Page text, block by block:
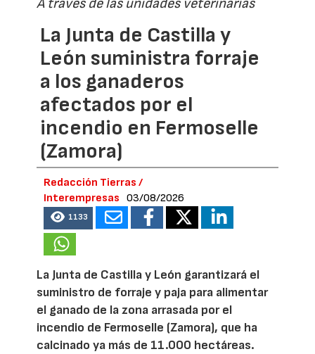
A través de las unidades veterinarias
La Junta de Castilla y
León suministra forraje
a los ganaderos
afectados por el
incendio en Fermoselle
(Zamora)
Redacción Tierras /
Interempresas
03/08/2026
1133
La Junta de Castilla y León garantizará el
suministro de forraje y paja para alimentar
el ganado de la zona arrasada por el
incendio de Fermoselle (Zamora), que ha
calcinado ya más de 11.000 hectáreas.